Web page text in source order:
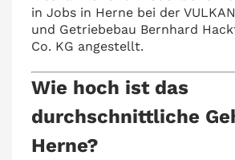
in Jobs in Herne bei der
und Getriebebau Bernhard
Co. KG angestellt.
Wie hoch ist das
durchschnittliche
Herne?